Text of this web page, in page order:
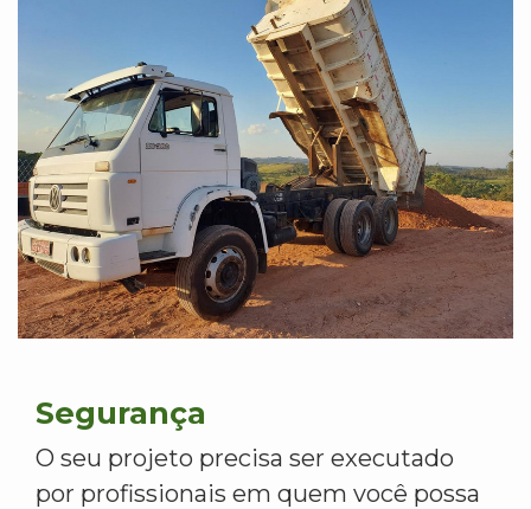
Segurança
O seu projeto precisa ser executado
por profissionais em quem você possa